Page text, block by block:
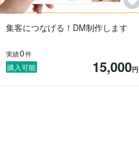
集客につなげる！DM制作します
実績0件
購入可能 15,000円